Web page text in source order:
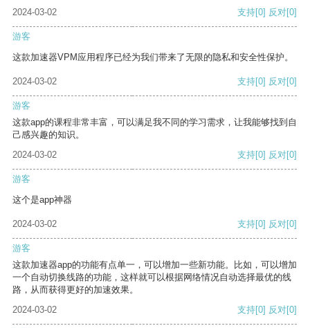
2024-03-02 支持[0] 反对[0]
游客
这款加速器VPM应用程序已经为我们带来了无限的隐私和安全性保护。
2024-03-02 支持[0] 反对[0]
游客
这款app的课程非常丰富，可以满足我不同的学习需求，让我能够找到自
己感兴趣的知识。
2024-03-02
支持[0] 反对[0]
游客
这个是app神器
2024-03-02 支持[0] 反对[0]
游客
这款加速器app的功能有点单一，可以增加一些新功能。比如，可以增加
一个自动切换线路的功能，这样就可以根据网络情况自动选择最优的线
路，从而获得更好的加速效果。
2024-03-02
支持[0] 反对[0]